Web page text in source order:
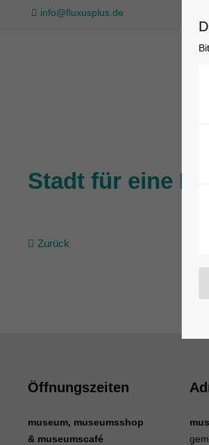
info@fluxusplus.de
Stadt für eine
Zurück
Öffnungszeiten
museum, museumsshop
& museumscafé